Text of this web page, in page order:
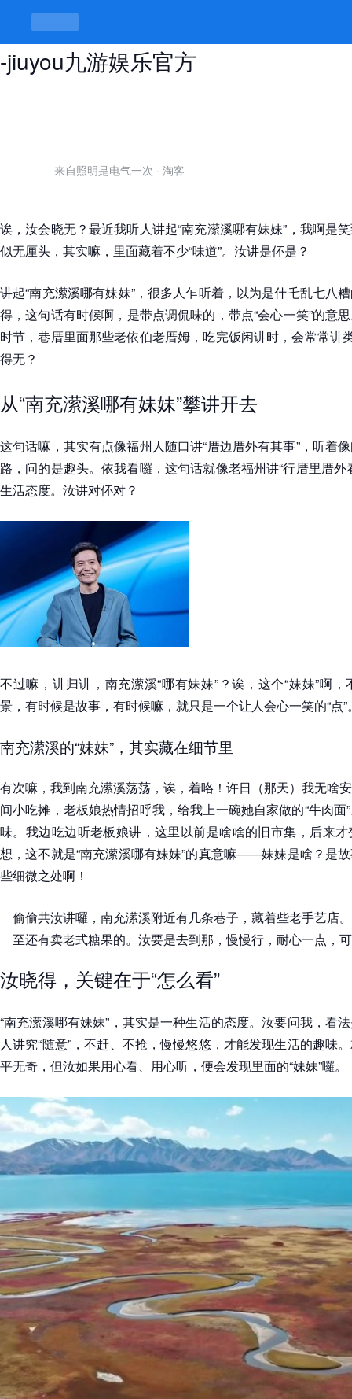
南充潆溪哪有妹妹，路头路尾总有趣
-jiuyou九游娱乐官方
来自照明是电气一次 · 淘客
诶，汝会晓无？最近我听人讲起“南充潆溪哪有妹妹”，我啊是
似无厘头，其实嘛，里面藏着不少“味道”。汝讲是伓是？
讲起“南充潆溪哪有妹妹”，很多人乍听着，以为是什乇乱七八
得，这句话有时候啊，是带点调侃味的，带点“会心一笑”的
时节，巷厝里面那些老依伯老厝姆，吃完饭闲讲时，会常常讲
得无？
从“南充潆溪哪有妹妹”攀讲开去
这句话嘛，其实有点像福州人随口讲“厝边厝外有其事”，听着
路，问的是趣头。依我看囉，这句话就像老福州讲“行厝里厝
生活态度。汝讲对伓对？
不过嘛，讲归讲，南充潆溪“哪有妹妹”？诶，这个“妹妹”啊
景，有时候是故事，有时候嘛，就只是一个让人会心一笑的“点”
南充潆溪的“妹妹”，其实藏在细节里
有次嘛，我到南充潆溪荡荡，诶，着咯！许日（那天）我无啥
间小吃摊，老板娘热情招呼我，给我上一碗她自家做的“牛肉
味。我边吃边听老板娘讲，这里以前是啥啥的旧市集，后来
想，这不就是“南充潆溪哪有妹妹”的真意嘛——妹妹是啥？是
些细微之处啊！
偷偷共汝讲囉，南充潆溪附近有几条巷子，藏着些老手艺店
至还有卖老式糖果的。汝要是去到那，慢慢行，耐心一点，
汝晓得，关键在于“怎么看”
“南充潆溪哪有妹妹”，其实是一种生活的态度。汝要问我，看
人讲究“随意”，不赶、不抢，慢慢悠悠，才能发现生活的趣味
平无奇，但汝如果用心看、用心听，便会发现里面的“妹妹”囉。